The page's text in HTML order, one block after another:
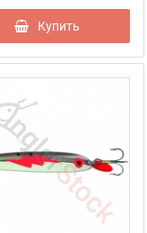
Купить